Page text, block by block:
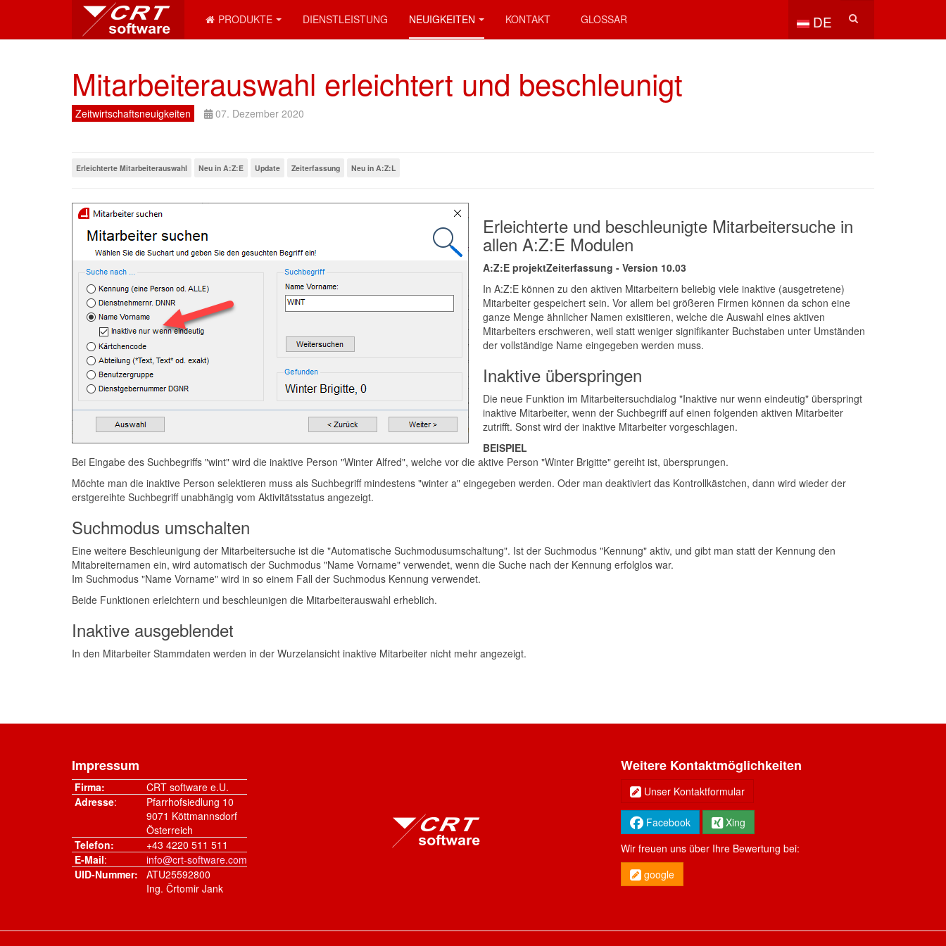
DE
PRODUKTE DIENSTLEISTUNG NEUIGKEITEN KONTAKT GLOSSAR
Mitarbeiterauswahl erleichtert und beschleunigt
Zeitwirtschaftsneuigkeiten 07. Dezember 2020
Erleichterte Mitarbeiterauswahl Neu in A:Z:E Update Zeiterfassung Neu in A:Z:L
Erleichterte und beschleunigte Mitarbeitersuche in
allen A:Z:E Modulen
A:Z:E projektZeiterfassung - Version 10.03
In A:Z:E können zu den aktiven Mitarbeitern beliebig viele inaktive (ausgetretene)
Mitarbeiter gespeichert sein. Vor allem bei größeren Firmen können da schon eine
ganze Menge ähnlicher Namen exisitieren, welche die Auswahl eines aktiven
Mitarbeiters erschweren, weil statt weniger signifikanter Buchstaben unter Umständen
der vollständige Name eingegeben werden muss.
Inaktive überspringen
Die neue Funktion im Mitarbeitersuchdialog "Inaktive nur wenn eindeutig" überspringt
inaktive Mitarbeiter, wenn der Suchbegriff auf einen folgenden aktiven Mitarbeiter
zutrifft. Sonst wird der inaktive Mitarbeiter vorgeschlagen.
BEISPIEL
Bei Eingabe des Suchbegriffs "wint" wird die inaktive Person "Winter Alfred", welche vor die aktive Person "Winter Brigitte" gereiht ist, übersprungen.
Möchte man die inaktive Person selektieren muss als Suchbegriff mindestens "winter a" eingegeben werden. Oder man deaktiviert das Kontrollkästchen, dann wird wieder der
erstgereihte Suchbegriff unabhängig vom Aktivitätsstatus angezeigt.
Suchmodus umschalten
Eine weitere Beschleunigung der Mitarbeitersuche ist die "Automatische Suchmodusumschaltung". Ist der Suchmodus "Kennung" aktiv, und gibt man statt der Kennung den
Mitabreiternamen ein, wird automatisch der Suchmodus "Name Vorname" verwendet, wenn die Suche nach der Kennung erfolglos war.
Im Suchmodus "Name Vorname" wird in so einem Fall der Suchmodus Kennung verwendet.
Beide Funktionen erleichtern und beschleunigen die Mitarbeiterauswahl erheblich.
Inaktive ausgeblendet
In den Mitarbeiter Stammdaten werden in der Wurzelansicht inaktive Mitarbeiter nicht mehr angezeigt.
Impressum
Firma:
CRT software e.U.
Adresse:
Pfarrhofsiedlung 10
9071 Köttmannsdorf
Österreich
Telefon:
+43 4220 511 511
E-Mail:
info@crt-software.com
UID-Nummer: ATU25592800
Ing. Črtomir Jank
Weitere Kontaktmöglichkeiten
Unser Kontaktformular
Facebook
Xing
Wir freuen uns über Ihre Bewertung bei:
google